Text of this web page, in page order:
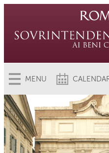
MENU